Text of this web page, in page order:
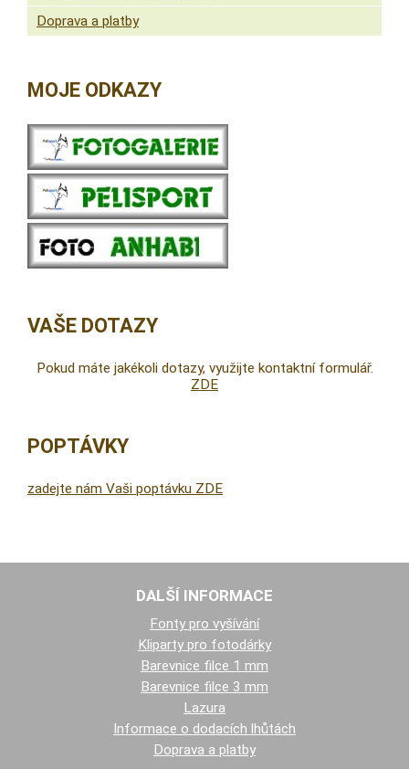
Doprava a platby
MOJE ODKAZY
VAŠE DOTAZY
Pokud máte jakékoli dotazy, využijte kontaktní formulář.
ZDE
POPTÁVKY
zadejte nám Vaši poptávku ZDE
DALŠÍ INFORMACE
Fonty pro vyšívání
Kliparty pro fotodárky
Barevnice filce 1 mm
Barevnice filce 3 mm
Lazura
Informace o dodacích lhůtách
Doprava a platby